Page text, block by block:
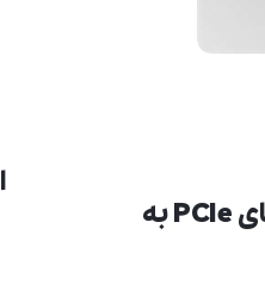
کارت Riser PCIe سرورهای اچ پی DL380 G9 برای اتصال کارت های PCIe به